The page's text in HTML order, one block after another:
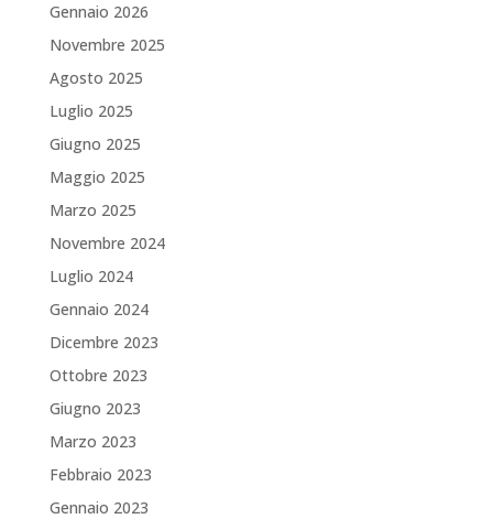
Gennaio 2026
Novembre 2025
Agosto 2025
Luglio 2025
Giugno 2025
Maggio 2025
Marzo 2025
Novembre 2024
Luglio 2024
Gennaio 2024
Dicembre 2023
Ottobre 2023
Giugno 2023
Marzo 2023
Febbraio 2023
Gennaio 2023